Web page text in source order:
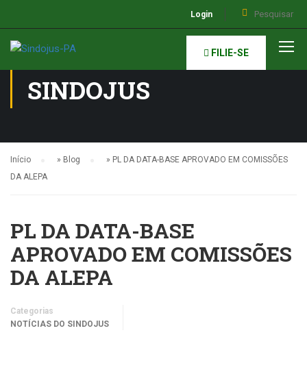
Login
FILIE-SE
NOTÍCIAS DO
SINDOJUS
Início » Blog » PL DA DATA-BASE APROVADO EM COMISSÕES
DA ALEPA
PL DA DATA-BASE
APROVADO EM COMISSÕES
DA ALEPA
Categorias
NOTÍCIAS DO SINDOJUS